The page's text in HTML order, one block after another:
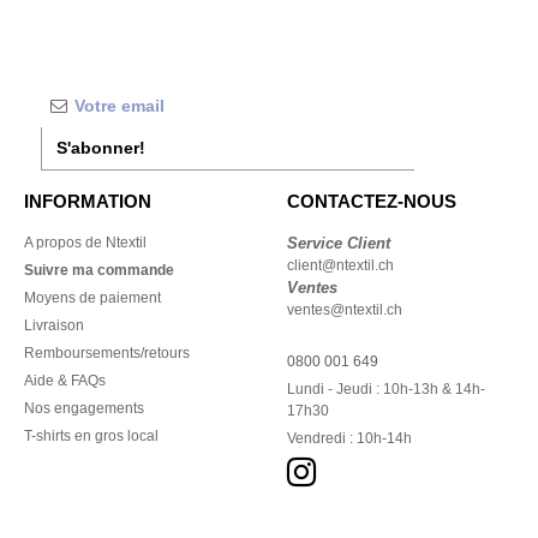
S'abonner!
INFORMATION
A propos de Ntextil
Suivre ma commande
Moyens de paiement
Livraison
Remboursements/retours
Aide & FAQs
Nos engagements
T-shirts en gros local
CONTACTEZ-NOUS
Service Client
client@ntextil.ch
Ventes
ventes@ntextil.ch
0800 001 649
Lundi - Jeudi : 10h-13h & 14h-
17h30
Vendredi : 10h-14h